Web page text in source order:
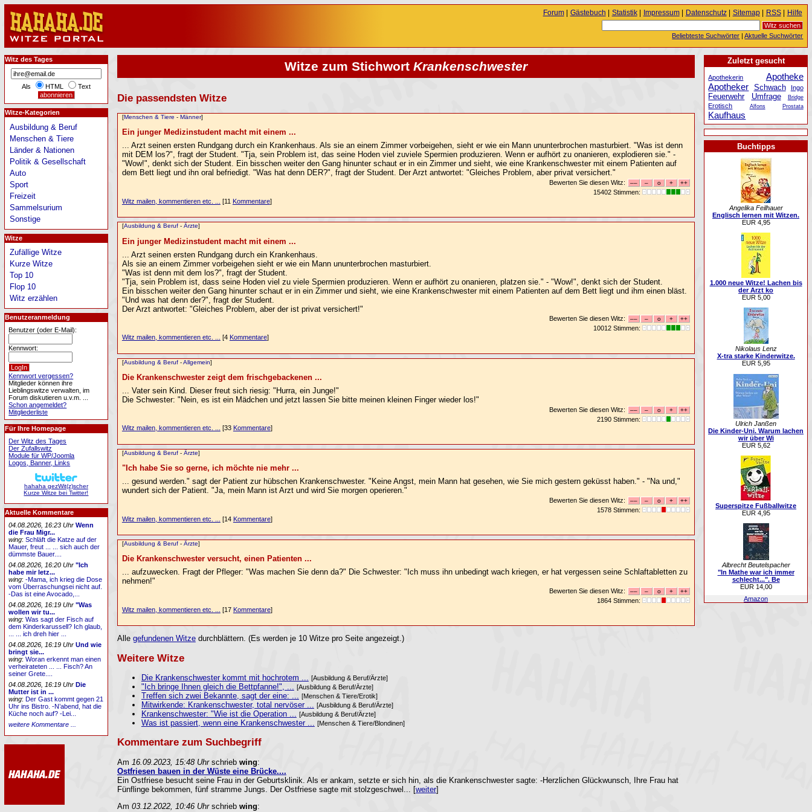
Witze zum Stichwort Krankenschwester
Die passendsten Witze
[Menschen & Tiere - Männer]
Ein junger Medizinstudent macht mit einem ...
... Arzt seinen ersten Rundgang durch ein Krankenhaus. Als sie an einem Zimmer vorbeigehen, sieht er wie ein Mann ununterbrochen masturbiert. "Was ist denn
mit DEM los?", fragt der Student. "Tja, sein Problem ist, das seine Hoden viel zuviele Spermien produzieren. Wenn er aufhört zu onanieren, explodieren sie." -
"Wow!", denkt sich der Student. Ein bisschen weiter den Gang hinunter schaut er in ein Zimmer und sieht, wie eine Krankenschwester mit einem Patienten auf
dem Bett liegt und ihn oral befriedigt. "Was hat denn DER?", fragt der Student. Der Arzt antwortet: "Gleiches Problem, aber privat versichert."
Bewerten Sie diesen Witz:
15402 Stimmen:
Witz mailen, kommentieren etc. ...
[11 Kommentare]
[Ausbildung & Beruf- Ärzte]
Ein junger Medizinstudent macht mit einem ...
... Arzt seinen ersten Rundgang durch ein Krankenhaus.
Als sie an einem Zimmer vorbeigehen sieht er wie ein Mann ununterbrochen masturbiert.
"Was ist denn mit dem los?", fragt der Student.
"Tja, sein Problem ist, dass seine Hoden viel zu viele Spermien produzieren. Wenn er aufhört zu onanieren, platzen sie." - "Wow!", denkt sich der Student.
Ein bisschen weiter den Gang hinunter schaut er in ein Zimmer und sieht, wie eine Krankenschwester mit einem Patienten auf dem Bett liegt und ihm einen bläst.
"Und was hat denn der?", fragt der Student.
Der Arzt antwortet: "Gleiches Problem, aber der ist privat versichert!"
Bewerten Sie diesen Witz:
10012 Stimmen:
Witz mailen, kommentieren etc. ...
[4 Kommentare]
[Ausbildung & Beruf-Allgemein]
Die Krankenschwester zeigt dem frischgebackenen ...
... Vater sein Kind. Dieser freut sich riesig: "Hurra, ein Junge!"
Die Schwester: "Nein, es ist ein Mädchen und jetzt lassen Sie bitte meinen kleinen Finger wieder los!"
Bewerten Sie diesen Witz:
2190 Stimmen:
Witz mailen, kommentieren etc. ... [33 Kommentare]
[Ausbildung & Beruf- Ärzte]
"Ich habe Sie so gerne, ich möchte nie mehr ...
... gesund werden." sagt der Patient zur hübschen Krankenschwester. "Keine Angst, mein Mann hat gesehen, wie Sie mich gestern geküsst haben." - "Na und,"
wundert sich der Patient. "Ja, mein Mann ist Arzt und wird Sie morgen operieren."
Bewerten Sie diesen Witz:
1578 Stimmen:
Witz mailen, kommentieren etc. ...
[14 Kommentare]
[Ausbildung & Beruf- Ärzte]
Die Krankenschwester versucht, einen Patienten ...
... aufzuwecken. Fragt der Pfleger: "Was machen Sie denn da?" Die Schwester: "Ich muss ihn unbedingt wach kriegen, er hat vergessen seine Schlaftabletten zu
nehmen!"
Bewerten Sie diesen Witz:
1864 Stimmen:
Witz mailen, kommentieren etc. ...
[17 Kommentare]
Alle gefundenen Witzedurchblättern. (Es werden je 10 Witze pro Seite angezeigt.)
Weitere Witze
Die Krankenschwester kommt mit hochrotem ... [Ausbildung & Beruf/Ärzte]
"Ich bringe Ihnen gleich die Bettpfanne!", ... [Ausbildung & Beruf/Ärzte]
Treffen sich zwei Bekannte, sagt der eine: ... [Menschen & Tiere/Erotik]
Mitwirkende: Krankenschwester, total nervöser ... [Ausbildung & Beruf/Ärzte]
Krankenschwester: "Wie ist die Operation ... [Ausbildung & Beruf/Ärzte]
Was ist passiert, wenn eine Krankenschwester ... [Menschen & Tiere/Blondinen]
Kommentare zum Suchbegriff
Am 16.09.2023, 15:48 Uhrschrieb wing:
Ostfriesen bauen in der Wüste eine Brücke....
Ein Ostfriese besucht seine Frau in der Geburtsklinik. Als er ankam, setzte er sich hin, als die Krankenschwester sagte: -Herzlichen Glückwunsch, Ihre Frau hat
Fünflinge bekommen, fünf stramme Jungs. Der Ostfriese sagte mit stolzgeschwel... [weiter]
Am 03.12.2022, 10:46 Uhrschrieb wing:
Witz des Tages
Als HTML Text
Witze-Kategorien
Ausbildung & Beruf
Menschen & Tiere
Länder & Nationen
Politik & Gesellschaft
Auto
Sport
Freizeit
Sammelsurium
Sonstige
Witze
Zufällige Witze
Kurze Witze
Top 10
Flop 10
Witz erzählen
Benutzeranmeldung
Benutzer (oder E-Mail):
Kennwort:
Kennwort vergessen?
Mitglieder können ihre
Lieblingswitze verwalten, im
Forum diskutieren u.v.m. ...
Schon angemeldet?
Mitgliederliste
Für Ihre Homepage
Der Witz des Tages
Der Zufallswitz
Module für WP/Joomla
Logos, Banner, Links
hahaha gezWit(z)scher
Kurze Witze bei Twitter!
Aktuelle Kommentare
04.08.2026, 16:23 Uhr Wenn
die Frau Migr...
wing:Schläft die Katze auf der
Mauer, freut ... ... sich auch der
dümmste Bauer....
04.08.2026, 16:20 Uhr "Ich
habe mir letz...
wing:-Mama, ich krieg die Dose
vom Überraschungsei nicht auf.
-Das ist eine Avocado,...
04.08.2026, 16:19 Uhr "Was
wollen wir tu...
wing:Was sagt der Fisch auf
dem Kinderkarussell? Ich glaub,
... ... ich dreh hier ...
04.08.2026, 16:19 Uhr Und wie
bringt sie...
wing:Woran erkennt man einen
verheirateten ... ... Fisch? An
seiner Grete....
04.08.2026, 16:19 Uhr Die
Mutter ist in ...
wing:Der Gast kommt gegen 21
Uhr ins Bistro. -N’abend, hat die
Küche noch auf? -Lei...
weitere Kommentare ...
Forum| Gästebuch | Statistik| Impressum| Datenschutz| Sitemap| RSS| Hilfe
Beliebteste Suchwörter |Aktuelle Suchwörter
Zuletzt gesucht
Apothekerin
Apotheke
Apotheker Schwach Ingo
Feuerwehr Umfrage Bridge
Erotisch Alfons Prostata
Kaufhaus
Buchtipps
Angelika Feilhauer
Englisch lernen mit Witzen.
EUR 4,95
1.000 neue Witze! Lachen bis
der Arzt ko
EUR 5,00
Nikolaus Lenz
X-tra starke Kinderwitze.
EUR 5,95
Ulrich Janßen
Die Kinder-Uni. Warum lachen
wir über Wi
EUR 5,62
Superspitze Fußballwitze
EUR 4,95
Albrecht Beutelspacher
"In Mathe war ich immer
schlecht...". Be
EUR 14,00
Amazon